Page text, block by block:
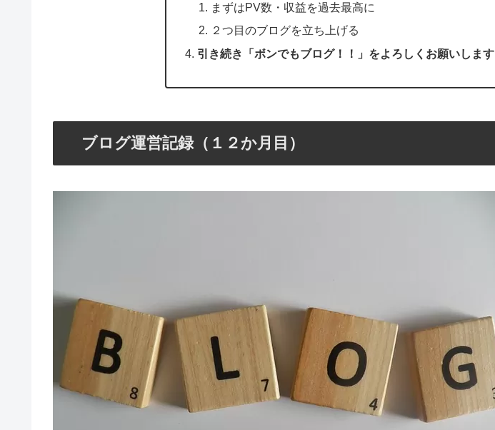
まずはPV数・収益を過去最高に
２つ目のブログを立ち上げる
引き続き「ボンでもブログ！！」をよろしくお願いします
ブログ運営記録（１２か月目）